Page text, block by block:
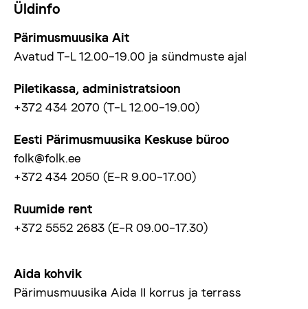
Üldinfo
Pärimusmuusika Ait
Avatud T–L 12.00–19.00 ja sündmuste ajal
Piletikassa, administratsioon
+372 434 2070 (T–L 12.00–19.00)
Eesti Pärimusmuusika Keskuse büroo
folk@folk.ee
+372 434 2050 (E–R 9.00–17.00)
Ruumide rent
+372 5552 2683 (E–R 09.00–17.30)
Aida kohvik
Pärimusmuusika Aida II korrus ja terrass